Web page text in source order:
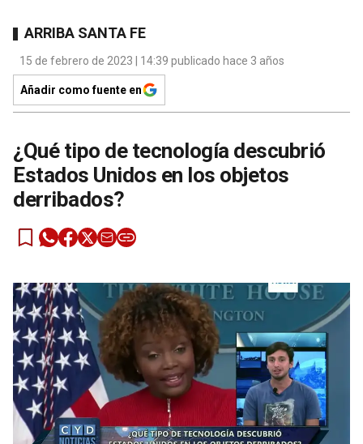
ARRIBA SANTA FE
15 de febrero de 2023 | 14:39 publicado hace 3 años
Añadir como fuente en
¿Qué tipo de tecnología descubrió
Estados Unidos en los objetos
derribados?